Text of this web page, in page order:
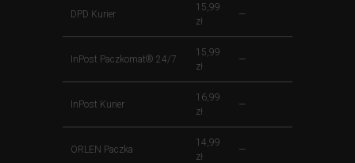
DPD Kurier
15,99
zł
—
InPost Paczkomat® 24/7
15,99
zł
—
InPost Kurier
16,99
zł
—
ORLEN Paczka
14,99
zł
—